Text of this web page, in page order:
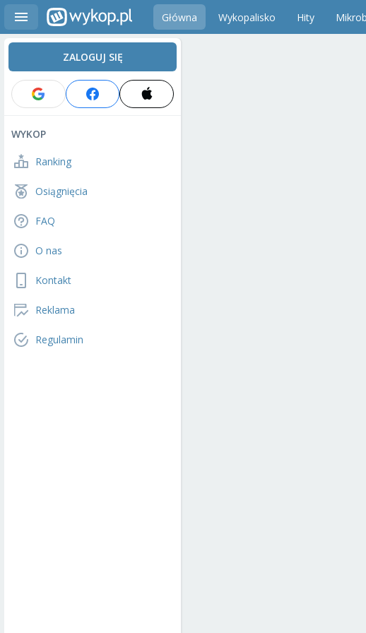
Główna Wykopalisko Hity
ZALOGUJ SIĘ
WYKOP
Ranking
Osiągnięcia
FAQ
O nas
Kontakt
Reklama
Regulamin